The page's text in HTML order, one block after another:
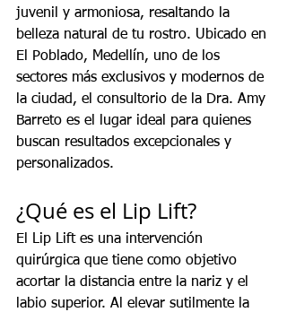
juvenil y armoniosa, resaltando la
belleza natural de tu rostro. Ubicado en
El Poblado, Medellín, uno de los
sectores más exclusivos y modernos de
la ciudad, el consultorio de la Dra. Amy
Barreto es el lugar ideal para quienes
buscan resultados excepcionales y
personalizados.
¿Qué es el Lip Lift?
El Lip Lift es una intervención
quirúrgica que tiene como objetivo
acortar la distancia entre la nariz y el
labio superior. Al elevar sutilmente la